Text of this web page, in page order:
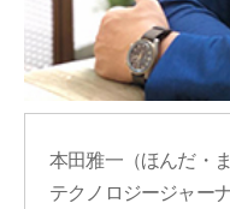
本田雅一（ほんだ・ま
テクノロジージャー